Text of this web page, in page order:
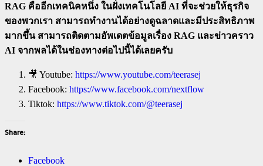
RAG คืออีกเทคนิคหนึ่ง ในฝั่งเทคโนโลยี AI ที่จะช่วยให้ธุรกิจ
ของพวกเรา สามารถทำงานได้อย่างดูฉลาดและมีประสิทธิภาพ
มากขึ้น สามารถติดตามอัพเดตข้อมูลเรื่อง RAG และข่าวคราว
AI จากพลได้ในช่องทางต่อไปนี้ได้เลยครับ
🎥 Youtube: https://www.youtube.com/teerasej
Facebook: https://www.facebook.com/nextflow
Tiktok: https://www.tiktok.com/@teerasej
Share:
Facebook